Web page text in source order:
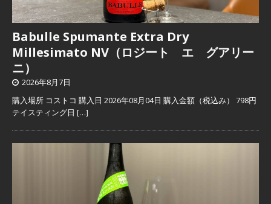
Babulle Spumante Extra Dry
Millesimato NV（ロジート エ グアリー
ニ）
2026年8月7日
購入場所 コストコ 購入日 2026年08月04日 購入金額（税込み） 798円
テイスティング日 […]